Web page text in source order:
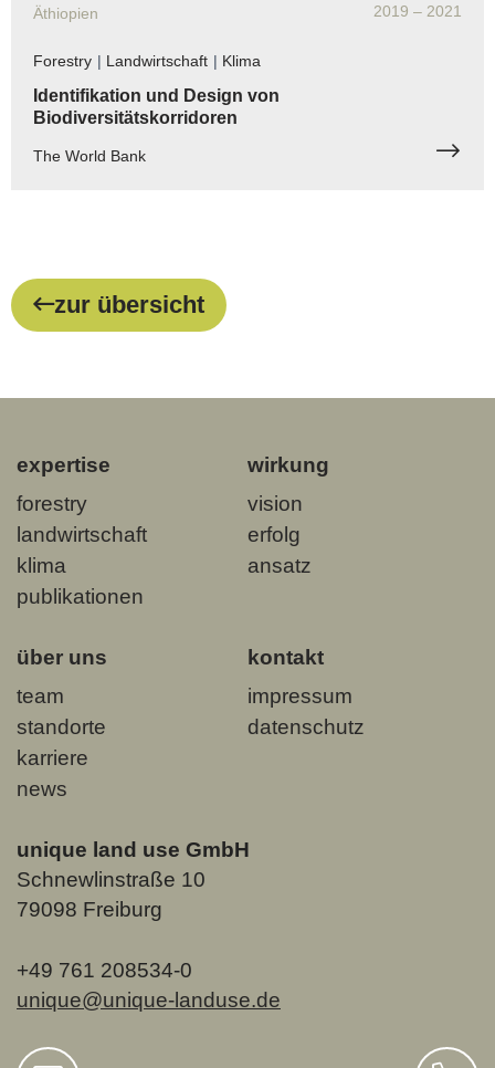
Äthiopien 2019 – 2021
Forestry | Landwirtschaft | Klima
Identifikation und Design von
Biodiversitätskorridoren
The World Bank
zur übersicht
expertise
forestry
landwirtschaft
klima
publikationen
wirkung
vision
erfolg
ansatz
über uns
team
standorte
karriere
news
kontakt
impressum
datenschutz
unique land use GmbH
Schnewlinstraße 10
79098 Freiburg
+49 761 208534-0
unique@unique-landuse.de